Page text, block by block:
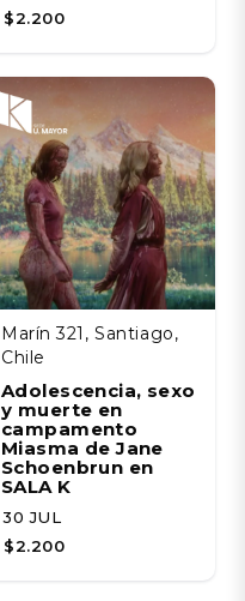
$2.200
Marín 321, Santiago,
Chile
Adolescencia, sexo
y muerte en
campamento
Miasma de Jane
Schoenbrun en
SALA K
30 JUL
$2.200